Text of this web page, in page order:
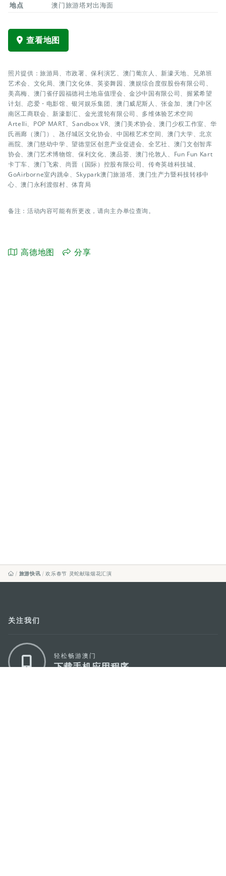
地点 澳门旅游塔对出海面
查看地图
照片提供：旅游局、市政署、保利演艺、澳门葡京人、新濠天地、兄弟班
艺术会、文化局、澳门文化体、英姿舞园、澳娱综合度假股份有限公司、
美高梅、澳门雀仔园福德祠土地庙值理会、金沙中国有限公司、握紧希望
计划、恋爱・电影馆、银河娱乐集团、澳门威尼斯人、张金加、澳门中区
南区工商联会、新濠影汇、金光渡轮有限公司、多维体验艺术空间
Artelli、POP MART、Sandbox VR、澳门美术协会、澳门少权工作室、华
氏画廊（澳门）、氹仔城区文化协会、中国根艺术空间、澳门大学、北京
画院、澳门慈幼中学、望德堂区创意产业促进会、全艺社、澳门文创智库
协会、澳门艺术博物馆、保利文化、澳品荟、澳门伦敦人、Fun Fun Kart
卡丁车、澳门飞索、尚晋（国际）控股有限公司、传奇英雄科技城、
GoAirborne室内跳伞、Skypark澳门旅游塔、澳门生产力暨科技转移中
心、澳门永利渡假村、体育局
备注：活动内容可能有所更改，请向主办单位查询。
高德地图 分享
旅游快讯 欢乐春节 灵蛇献瑞烟花汇演
关注我们
轻松畅游澳门
下载手机应用程序